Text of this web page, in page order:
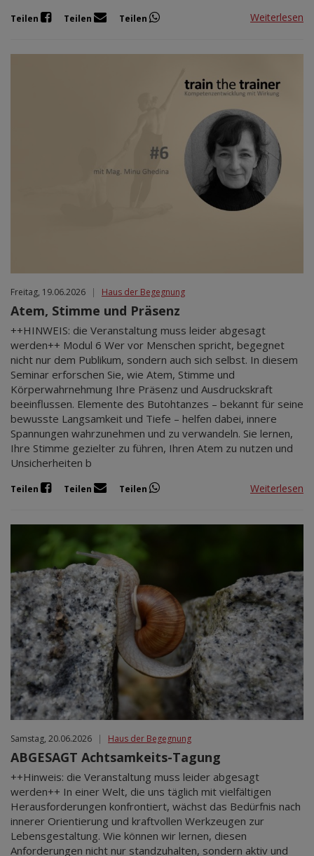
Teilen Teilen Teilen Weiterlesen
Freitag, 19.06.2026 | Haus der Begegnung
Atem, Stimme und Präsenz
++HINWEIS: die Veranstaltung muss leider abgesagt
werden++ Modul 6 Wer vor Menschen spricht, begegnet
nicht nur dem Publikum, sondern auch sich selbst. In diesem
Seminar erforschen Sie, wie Atem, Stimme und
Körperwahrnehmung Ihre Präsenz und Ausdruckskraft
beeinflussen. Elemente des Butohtanzes – bekannt für seine
bewusste Langsamkeit und Tiefe – helfen dabei, innere
Spannungen wahrzunehmen und zu verwandeln. Sie lernen,
Ihre Stimme gezielter zu führen, Ihren Atem zu nutzen und
Unsicherheiten b
Teilen Teilen Teilen Weiterlesen
Samstag, 20.06.2026 | Haus der Begegnung
ABGESAGT Achtsamkeits-Tagung
++Hinweis: die Veranstaltung muss leider abgesagt
werden++ In einer Welt, die uns täglich mit vielfältigen
Herausforderungen konfrontiert, wächst das Bedürfnis nach
innerer Orientierung und kraftvollen Werkzeugen zur
Lebensgestaltung. Wie können wir lernen, diesen
Anforderungen nicht nur standzuhalten, sondern aktiv und